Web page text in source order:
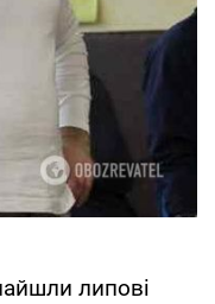
липові